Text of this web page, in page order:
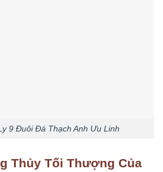
9 Đuôi Đá Thạch Anh Ưu Linh
Thủy Tối Thượng Của